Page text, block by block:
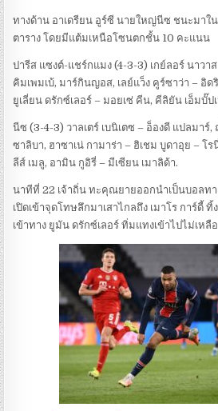
ทางด้าน อาเดรียน อูร์ซี นายใหญ่นีซ ชนะมาใ
ตาราง โดยมีแต้มเหนือโซนตกชั้น 10 คะแนน
ปารีส แซงต์-แชร์กแมง (4-3-3) เกย์ลอร์ นาวาส
คิมเพมเบ้, มาร์กินญอส, เลย์แว็ง คูร์ซาว่า – อิดริ
ยูเลี่ยน ดรักซ์เลอร์ – มอยเซ่ คีน, คีลิยัน เอ็มบั๊ป
นีซ (3-4-3) วาลเตร์ เบนิเตซ – อ็องดี แปลมาร์
ซาลิบา, ฮาซาเน่ กามาร่า – ฮิเชม บูดาอุย – โ
ลีส์ เมลู, อามิน กูอิรี่ – มีเซียน เมาลิด้า.
นาทีที่ 22 เจ้าถิ่น ทะคุณยายออกนำเป็นบอลทา
เปิดเข้าจุดโทษลึกมาเสาไกลถึง เมาโร การ์ดี้ ทิ้
เข้าทาง ยูมัน ดรักซ์เลอร์ ทิ่มแทงเข้าไปไม่เหลือ